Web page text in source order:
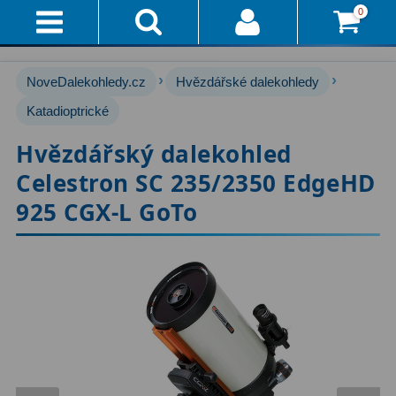
0
Přihlášení
Affiliate
Průvodce
Doručení
A
Platba
Do
Akce!
Hvězdářské dalekohledy
Pro začátečníky 67
Pro děti30
Čočkové 60
NoveDalekohledy.cz › Hvězdářské dalekohledy ›
Katadioptrické
Hvězdářský dalekohled
Celestron SC 235/2350 EdgeHD
925 CGX-L GoTo